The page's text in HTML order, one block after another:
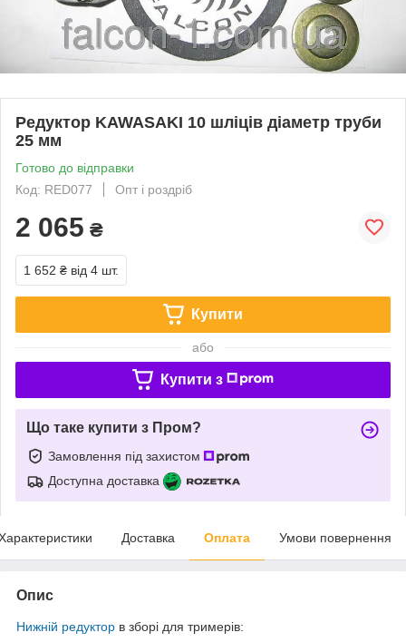
Редуктор KAWASAKI 10 шліців діаметр труби
25 мм
Готово до відправки
Код: RED077
Опт і роздріб
2 065 ₴
1 652 ₴ від 4 шт.
Купити
або
Купити з
Що таке купити з Пром?
Замовлення під захистом
Доступна доставка
Доставка Оплата Умови повернення
Опис
Нижній редуктор в зборі для тримерів: